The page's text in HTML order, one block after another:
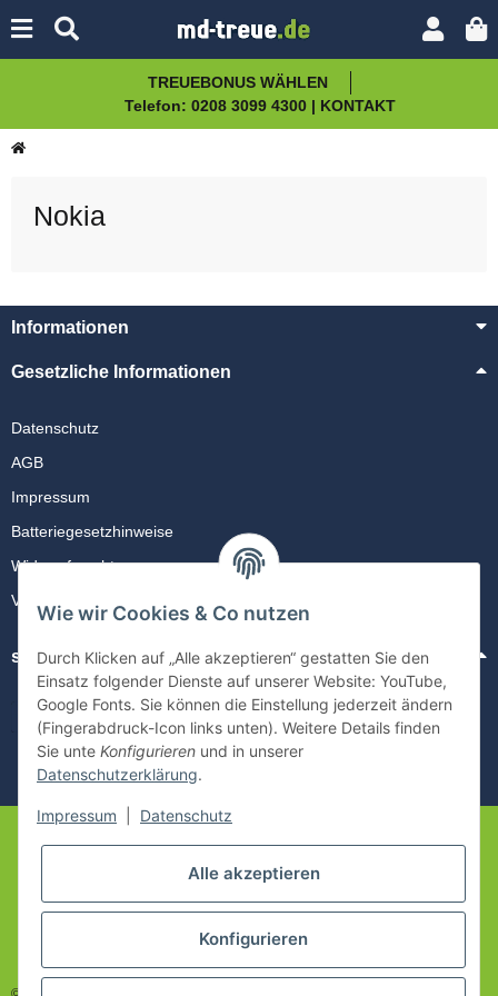
TREUEBONUS WÄHLEN
Telefon: 0208 3099 4300 | KONTAKT
Nokia
Informationen
Gesetzliche Informationen
Datenschutz
AGB
Impressum
Batteriegesetzhinweise
Widerrufsrecht
Vertrag kündigen
sicher Einkaufen
Wie wir Cookies & Co nutzen
Durch Klicken auf „Alle akzeptieren“ gestatten Sie den
Einsatz folgender Dienste auf unserer Website: YouTube,
Google Fonts. Sie können die Einstellung jederzeit ändern
(Fingerabdruck-Icon links unten). Weitere Details finden
Sie unte Konfigurieren und in unserer
Datenschutzerklärung.
Impressum Datenschutz
Alle akzeptieren
Konfigurieren